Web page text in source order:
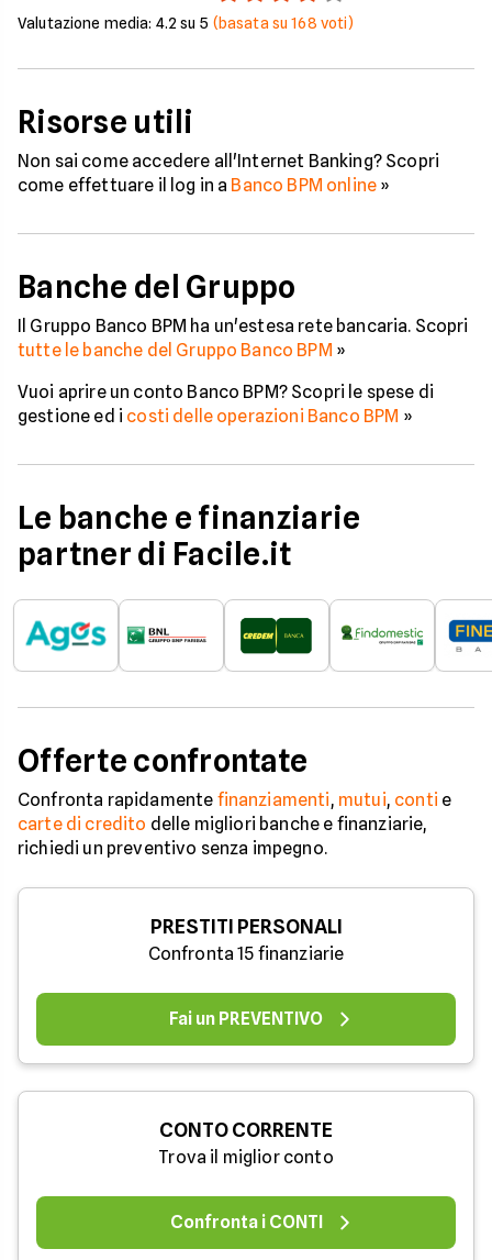
Valutazione media: 4.2 su 5 (basata su168 voti)
Risorse utili
Non sai come accedere all'Internet Banking? Scopri
come effettuare il log in a Banco BPM online »
Banche del Gruppo
Il Gruppo Banco BPM ha un'estesa rete bancaria. Scopri
tutte le banche del Gruppo Banco BPM »
Vuoi aprire un conto Banco BPM? Scopri le spese di
gestione ed i costi delle operazioni Banco BPM »
Le banche e finanziarie
partner di Facile.it
Offerte confrontate
Confronta rapidamente finanziamenti, mutui, conti e
carte di credito delle migliori banche e finanziarie,
richiedi un preventivo senza impegno.
PRESTITI PERSONALI
Confronta 15 finanziarie
Fai un PREVENTIVO
CONTO CORRENTE
Trova il miglior conto
Confronta i CONTI